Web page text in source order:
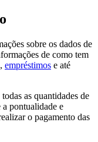
sobre os dados de
de como tem
empréstimos e até
as quantidades de
a pontualidade e
o pagamento das